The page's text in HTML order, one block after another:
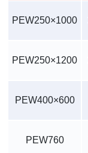
PEW250×1000
PEW250×1200
PEW400×600
PEW760